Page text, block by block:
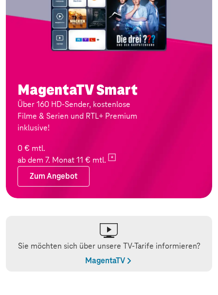
MagentaTV Smart
Über 160 HD-Sender, kostenlose
Filme & Serien und RTL+ Premium
inklusive!
0 € mtl.
ab dem 7. Monat 11 € mtl.
Zum Angebot
Sie möchten sich über unsere TV-Tarife informieren?
MagentaTV